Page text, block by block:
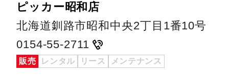
ピッカー昭和店
北海道釧路市昭和中央2丁目1番10号
0154-55-2711
販売 レンタル リース メンテナンス